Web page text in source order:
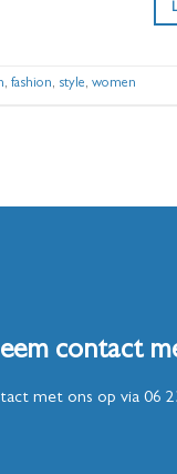
, fashion, style, women
contact
met ons op via 06